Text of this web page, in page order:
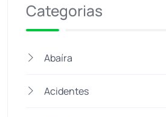
Categorias
Abaíra
Acidentes